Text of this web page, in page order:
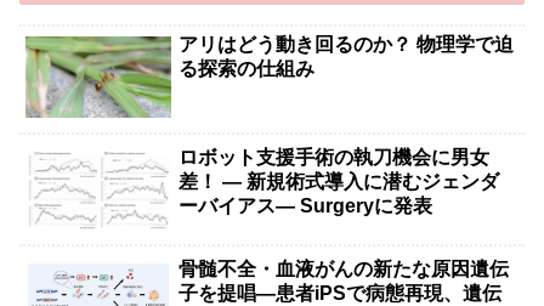
アリはどう動き回るのか？ 物理学で迫
る探索の仕組み
ロボット支援手術の執刀機会に男女
差！ — 新規術式導入に潜むジェンダ
ーバイアス— Surgeryに発表
骨髄不全・血液がんの新たな原因遺伝
子を提唱―患者iPSで病態再現、遺伝